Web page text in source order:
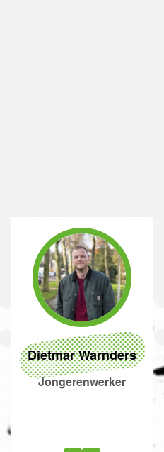
Dietmar Warnders
Jongerenwerker